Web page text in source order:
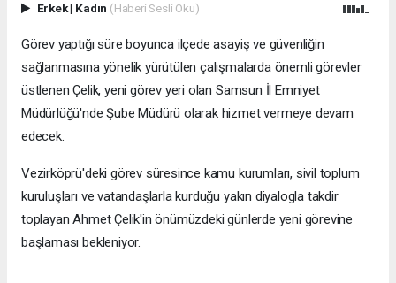
Erkek| Kadın (Haberi Sesli Oku)
Görev yaptığı süre boyunca ilçede asayiş ve güvenliğin
sağlanmasına yönelik yürütülen çalışmalarda önemli görevler
üstlenen Çelik, yeni görev yeri olan Samsun İl Emniyet
Müdürlüğü'nde Şube Müdürü olarak hizmet vermeye devam
edecek.
Vezirköprü'deki görev süresince kamu kurumları, sivil toplum
kuruluşları ve vatandaşlarla kurduğu yakın diyalogla takdir
toplayan Ahmet Çelik'in önümüzdeki günlerde yeni görevine
başlaması bekleniyor.